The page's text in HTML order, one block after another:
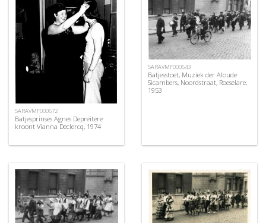
SARAVMF000672
Batjesprinses Agnes Depreitere
kroont Vianna Declercq, 1974
SARAVMF000643
Batjesstoet, Muziek der Aloude
Sicambers, Noordstraat, Roeselare,
1953